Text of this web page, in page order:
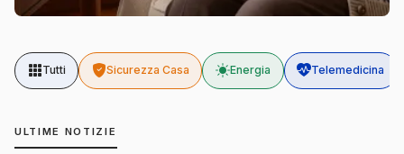
Tutti Sicurezza Casa Energia Telemedicina
ULTIME NOTIZIE